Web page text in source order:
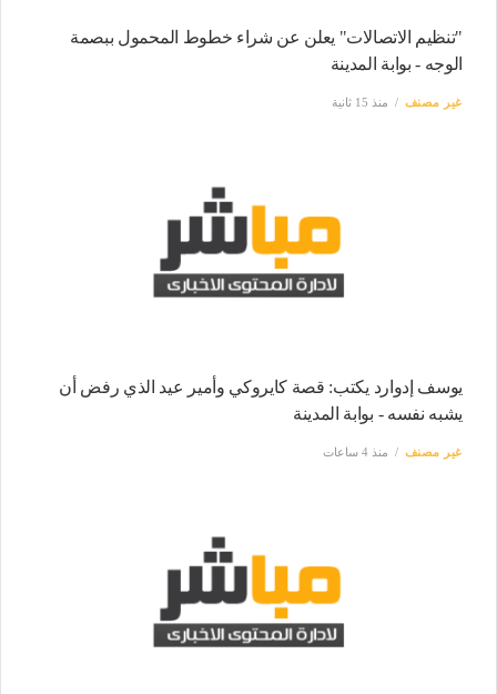
"تنظيم الاتصالات" يعلن عن شراء خطوط المحمول ببصمة
الوجه - بوابة المدينة
غير مصنف منذ 15 ثانية
يوسف إدوارد يكتب: قصة كايروكي وأمير عيد الذي رفض أن
يشبه نفسه - بوابة المدينة
غير مصنف منذ 4 ساعات